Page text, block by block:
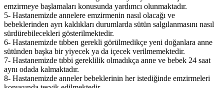
emzirmeye başlamaları konusunda yardımcı olunmaktadır.
5- Hastanemizde annelere emzirmenin nasıl olacağı ve
bebeklerinden ayrı kaldıkları durumlarda sütün salgılanmasını nasıl
sürdürebilecekleri gösterilmektedir.
6- Hastanemizde tıbben gerekli görülmedikçe yeni doğanlara anne
sütünden başka bir yiyecek ya da içecek verilmemektedir.
7- Hastanemizde tıbbi gereklilik olmadıkça anne ve bebek 24 saat
aynı odada kalmaktadır.
8- Hastanemizde anneler bebeklerinin her istediğinde emzirmeleri